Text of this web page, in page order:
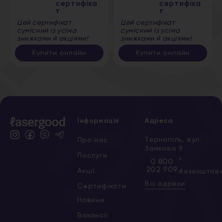
сертифіка
т
Цей сертифікат
сумісний із усіма
знижками й акціями!
Купити онлайн
сертифіка
т
Цей сертифікат
сумісний із усіма
знижками й акціями!
Купити онлайн
Інформація
Про нас
Послуги
Акції
Сертифікати
Новини
Вакансії
Адреса
Тернопіль, вул.
Замкова 9
0 800
202 909
*
Всі адреси